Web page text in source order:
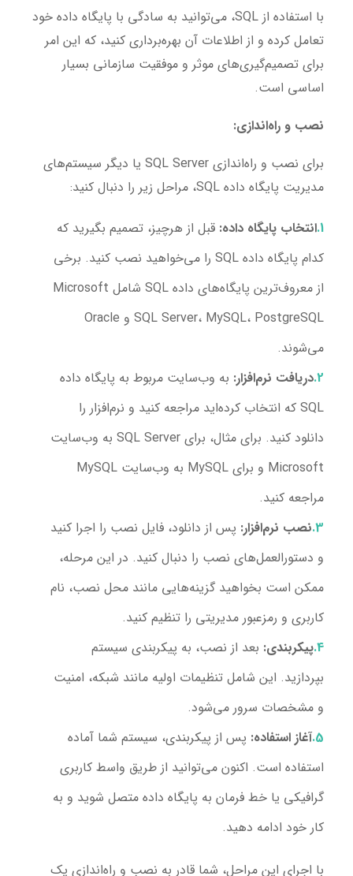
با استفاده از SQL، می‌توانید به سادگی با پایگاه داده خود
تعامل کرده و از اطلاعات آن بهره‌برداری کنید، که این امر
برای تصمیم‌گیری‌های موثر و موفقیت سازمانی بسیار
اساسی است.
نصب و راه‌اندازی:
برای نصب و راه‌اندازی SQL Server یا دیگر سیستم‌های
مدیریت پایگاه داده SQL، مراحل زیر را دنبال کنید:
انتخاب پایگاه داده: قبل از هرچیز، تصمیم بگیرید که
کدام پایگاه داده SQL را می‌خواهید نصب کنید. برخی
از معروف‌ترین پایگاه‌های داده SQL شامل Microsoft
SQL Server، MySQL، PostgreSQL و Oracle
می‌شوند.
دریافت نرم‌افزار: به وب‌سایت مربوط به پایگاه داده
SQL که انتخاب کرده‌اید مراجعه کنید و نرم‌افزار را
دانلود کنید. برای مثال، برای SQL Server به وب‌سایت
Microsoft و برای MySQL به وب‌سایت MySQL
مراجعه کنید.
نصب نرم‌افزار: پس از دانلود، فایل نصب را اجرا کنید
و دستورالعمل‌های نصب را دنبال کنید. در این مرحله،
ممکن است بخواهید گزینه‌هایی مانند محل نصب، نام
کاربری و رمزعبور مدیریتی را تنظیم کنید.
پیکربندی: بعد از نصب، به پیکربندی سیستم
بپردازید. این شامل تنظیمات اولیه مانند شبکه، امنیت
و مشخصات سرور می‌شود.
آغاز استفاده: پس از پیکربندی، سیستم شما آماده
استفاده است. اکنون می‌توانید از طریق واسط کاربری
گرافیکی یا خط فرمان به پایگاه داده متصل شوید و به
کار خود ادامه دهید.
با اجرای این مراحل، شما قادر به نصب و راه‌اندازی یک